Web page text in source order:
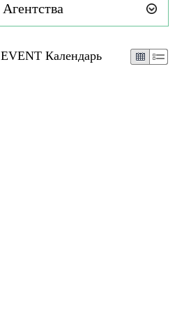
Агентства
EVENT Календарь